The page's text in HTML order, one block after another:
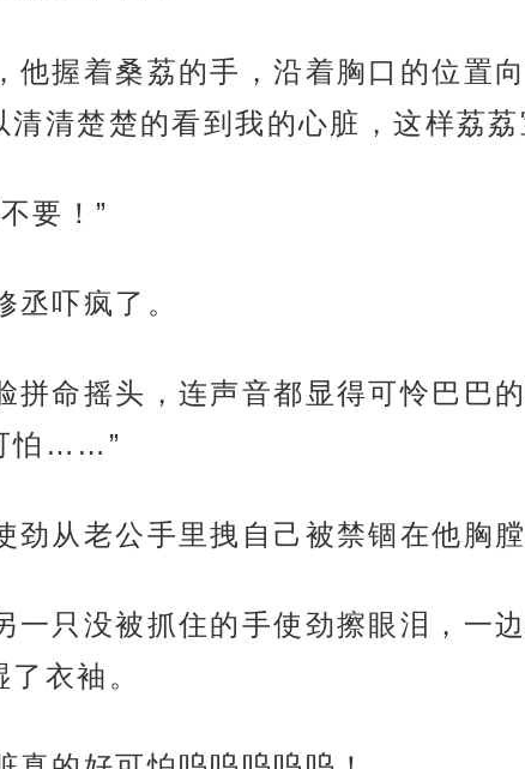
他握着桑荔的手，沿着胸口的位置
清清楚楚的看到我的心脏，这样荔
要！”
丞吓疯了。
拼命摇头，连声音都显得可怜巴巴
怕……”
劲从老公手里拽自己被禁锢在他胸
一只没被抓住的手使劲擦眼泪，一
衣袖。